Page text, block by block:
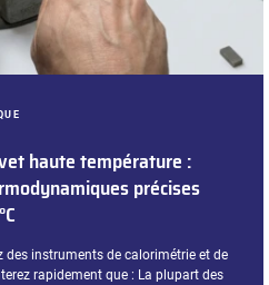
haute température :
précises
des instruments de calorimétrie et de
rapidement que : La plupart des